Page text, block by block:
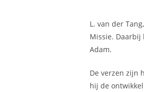
L. van der
Missie.
Adam.
De verzen zijn
hij de